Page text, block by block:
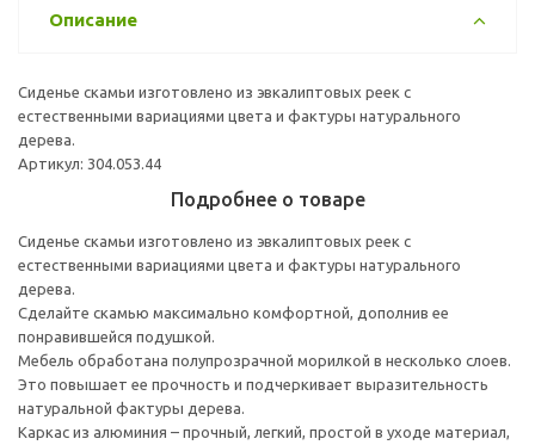
Описание
Сиденье скамьи изготовлено из эвкалиптовых реек с
естественными вариациями цвета и фактуры натурального
дерева.
Артикул: 304.053.44
Подробнее о товаре
Сиденье скамьи изготовлено из эвкалиптовых реек с
естественными вариациями цвета и фактуры натурального
дерева.
Сделайте скамью максимально комфортной, дополнив ее
понравившейся подушкой.
Мебель обработана полупрозрачной морилкой в несколько слоев.
Это повышает ее прочность и подчеркивает выразительность
натуральной фактуры дерева.
Каркас из алюминия – прочный, легкий, простой в уходе материал,